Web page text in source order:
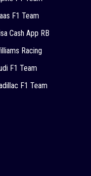
F1 Team
Cash App RB
Racing
F1 Team
F1 Team